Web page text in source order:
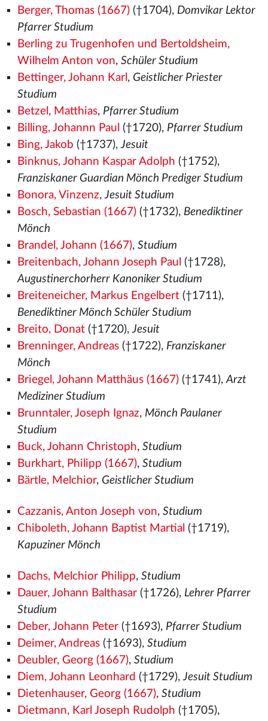
Berger, Thomas (1667)(†1704), Domvikar Lektor
Pfarrer Studium
Berling zu Trugenhofen und Bertoldsheim,
Wilhelm Anton von, Schüler Studium
Bettinger, Johann Karl , Geistlicher Priester
Studium
Betzel, Matthias, Pfarrer Studium
Billing, Johannn Paul (†1720), Pfarrer Studium
Bing, Jakob (†1737),Jesuit
Binknus, Johann Kaspar Adolph (†1752),
Franziskaner Guardian Mönch Prediger Studium
Bonora, Vinzenz,Jesuit Studium
Bosch, Sebastian (1667)(†1732), Benediktiner
Mönch
Brandel, Johann (1667), Studium
Breitenbach, Johann Joseph Paul (†1728),
Augustinerchorherr Kanoniker Studium
Breiteneicher, Markus Engelbert(†1711),
Benediktiner Mönch Schüler Studium
Breito, Donat(†1720),Jesuit
Brenninger, Andreas(†1722), Franziskaner
Mönch
Briegel, Johann Matthäus (1667)(†1741),Arzt
Mediziner Studium
Brunntaler, Joseph Ignaz, Mönch Paulaner
Studium
Buck, Johann Christoph, Studium
Burkhart, Philipp (1667), Studium
Bärtle, Melchior, Geistlicher Studium
Cazzanis, Anton Joseph von, Studium
Chiboleth, Johann Baptist Martial (†1719),
Kapuziner Mönch
Dachs, Melchior Philipp, Studium
Dauer, Johann Balthasar(†1726), Lehrer Pfarrer
Studium
Deber, Johann Peter(†1693), Pfarrer Studium
Deimer, Andreas(†1693), Studium
Deubler, Georg (1667), Studium
Diem, Johann Leonhard (†1729),Jesuit Studium
Dietenhauser, Georg (1667), Studium
Dietmann, Karl Joseph Rudolph (†1705),